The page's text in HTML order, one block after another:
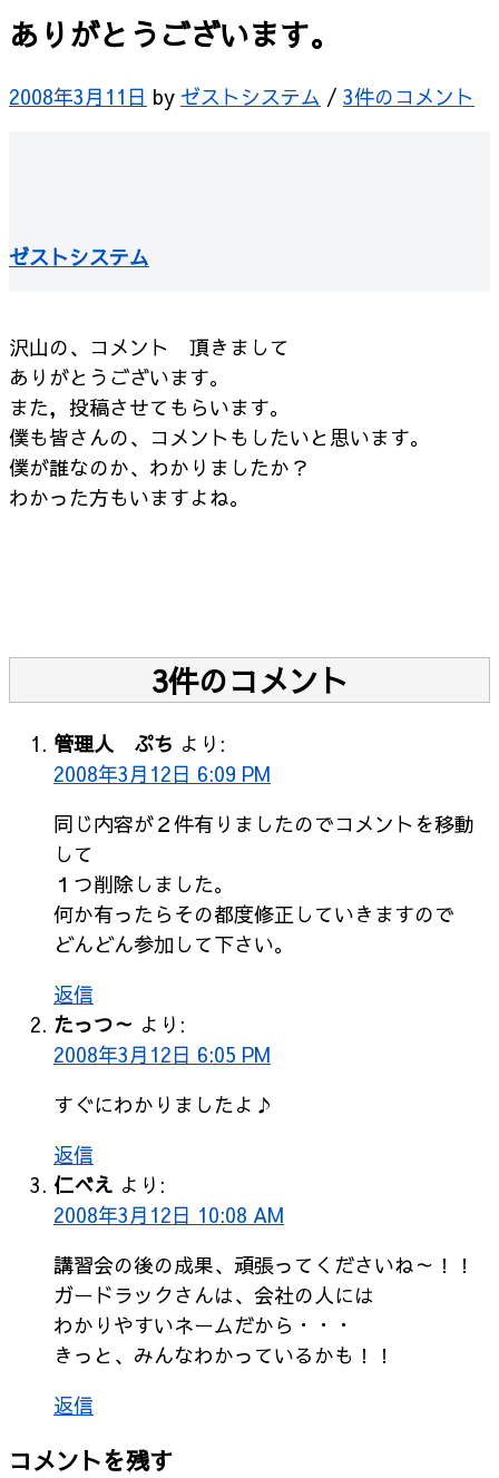
ありがとうございます。
2008年3月11日 by ゼストシステム / 3件のコメント
ゼストシステム
沢山の、コメント 頂きまして
ありがとうございます。
また，投稿させてもらいます。
僕も皆さんの、コメントもしたいと思います。
僕が誰なのか、わかりましたか？
わかった方もいますよね。
3件のコメント
管理人 ぷち より:
2008年3月12日 6:09 PM
同じ内容が２件有りましたのでコメントを移動
して
１つ削除しました。
何か有ったらその都度修正していきますので
どんどん参加して下さい。
返信
たっつ～ より:
2008年3月12日 6:05 PM
すぐにわかりましたよ♪
返信
仁べえ より:
2008年3月12日 10:08 AM
講習会の後の成果、頑張ってくださいね～！！
ガードラックさんは、会社の人には
わかりやすいネームだから・・・
きっと、みんなわかっているかも！！
返信
コメントを残す